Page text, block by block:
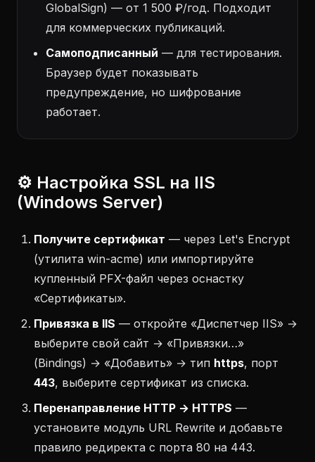
GlobalSign) — от 1 500 ₽/год. Подходит
для коммерческих публикаций.
Самоподписанный — для тестирования.
Браузер будет показывать
предупреждение, но шифрование
работает.
⚙️ Настройка SSL на IIS
(Windows Server)
Получите сертификат — через Let's Encrypt
(утилита win-acme) или импортируйте
купленный PFX-файл через оснастку
«Сертификаты».
Привязка в IIS — откройте «Диспетчер IIS» →
выберите свой сайт → «Привязки…»
(Bindings) → «Добавить» → тип https, порт
443, выберите сертификат из списка.
Перенаправление HTTP → HTTPS —
установите модуль URL Rewrite и добавьте
правило редиректа с порта 80 на 443.